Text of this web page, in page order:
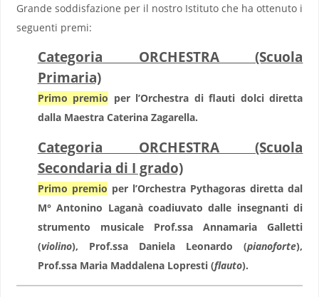
Grande soddisfazione per il nostro Istituto che ha ottenuto i
seguenti premi:
Categoria ORCHESTRA (Scuola
Primaria)
Primo premio per l’Orchestra di flauti dolci diretta
dalla Maestra Caterina Zagarella.
Categoria ORCHESTRA (Scuola
Secondaria di I grado)
Primo premio per l’Orchestra Pythagoras diretta dal
M° Antonino Laganà coadiuvato dalle insegnanti di
strumento musicale Prof.ssa Annamaria Galletti
(violino), Prof.ssa Daniela Leonardo (pianoforte),
Prof.ssa Maria Maddalena Lopresti (flauto).